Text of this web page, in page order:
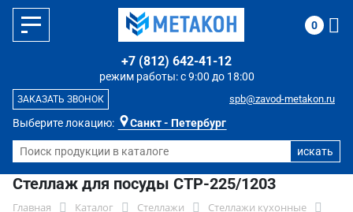
Выберите локацию: Санкт - Петербург
режим работы: с 9:00 до 18:00
+7 (812) 642-41-12
spb@zavod-metakon.ru
ЗАКАЗАТЬ ЗВОНОК
0
Стеллаж для посуды СТР-225/1203
Главная Каталог Стеллажи
Стеллажи кухонные